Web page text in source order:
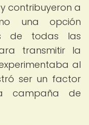
contribuyeron a
una opción
de todas las
transmitir la
al
ser un factor
campaña de